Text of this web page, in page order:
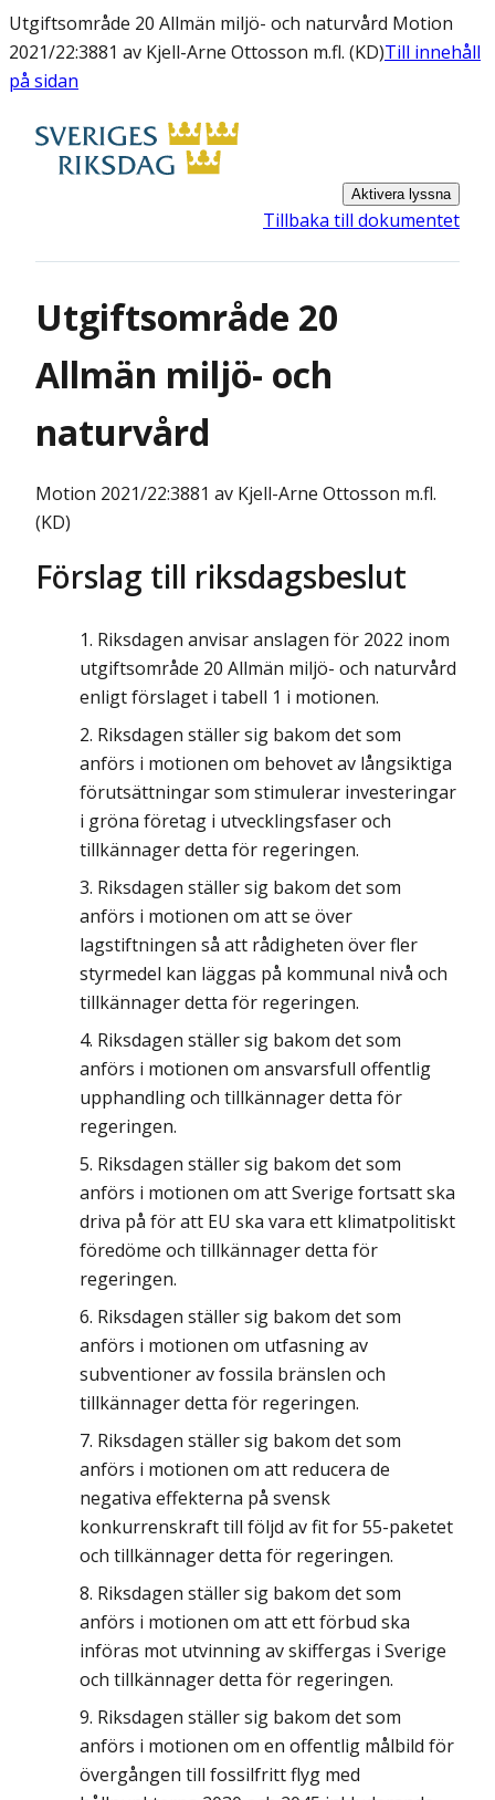
Utgiftsområde 20 Allmän miljö- och naturvård Motion
2021/22:3881 av Kjell-Arne Ottosson m.fl. (KD)Till innehåll
på sidan
Aktivera lyssna
Tillbaka till dokumentet
Utgiftsområde 20
Allmän miljö- och
naturvård
Motion 2021/22:3881 av Kjell-Arne Ottosson m.fl.
(KD)
Förslag till riksdagsbeslut
Riksdagen anvisar anslagen för 2022 inom
utgiftsområde 20 Allmän miljö- och naturvård
enligt förslaget i tabell 1 i motionen.
Riksdagen ställer sig bakom det som
anförs i motionen om behovet av långsiktiga
förutsättningar som stimulerar investeringar
i gröna företag i utvecklingsfaser och
tillkännager detta för regeringen.
Riksdagen ställer sig bakom det som
anförs i motionen om att se över
lagstiftningen så att rådigheten över fler
styrmedel kan läggas på kommunal nivå och
tillkännager detta för regeringen.
Riksdagen ställer sig bakom det som
anförs i motionen om ansvarsfull offentlig
upphandling och tillkännager detta för
regeringen.
Riksdagen ställer sig bakom det som
anförs i motionen om att Sverige fortsatt ska
driva på för att EU ska vara ett klimatpolitiskt
föredöme och tillkännager detta för
regeringen.
Riksdagen ställer sig bakom det som
anförs i motionen om utfasning av
subventioner av fossila bränslen och
tillkännager detta för regeringen.
Riksdagen ställer sig bakom det som
anförs i motionen om att reducera de
negativa effekterna på svensk
konkurrenskraft till följd av fit for 55-paketet
och tillkännager detta för regeringen.
Riksdagen ställer sig bakom det som
anförs i motionen om att ett förbud ska
införas mot utvinning av skiffergas i Sverige
och tillkännager detta för regeringen.
Riksdagen ställer sig bakom det som
anförs i motionen om en offentlig målbild för
övergången till fossilfritt flyg med